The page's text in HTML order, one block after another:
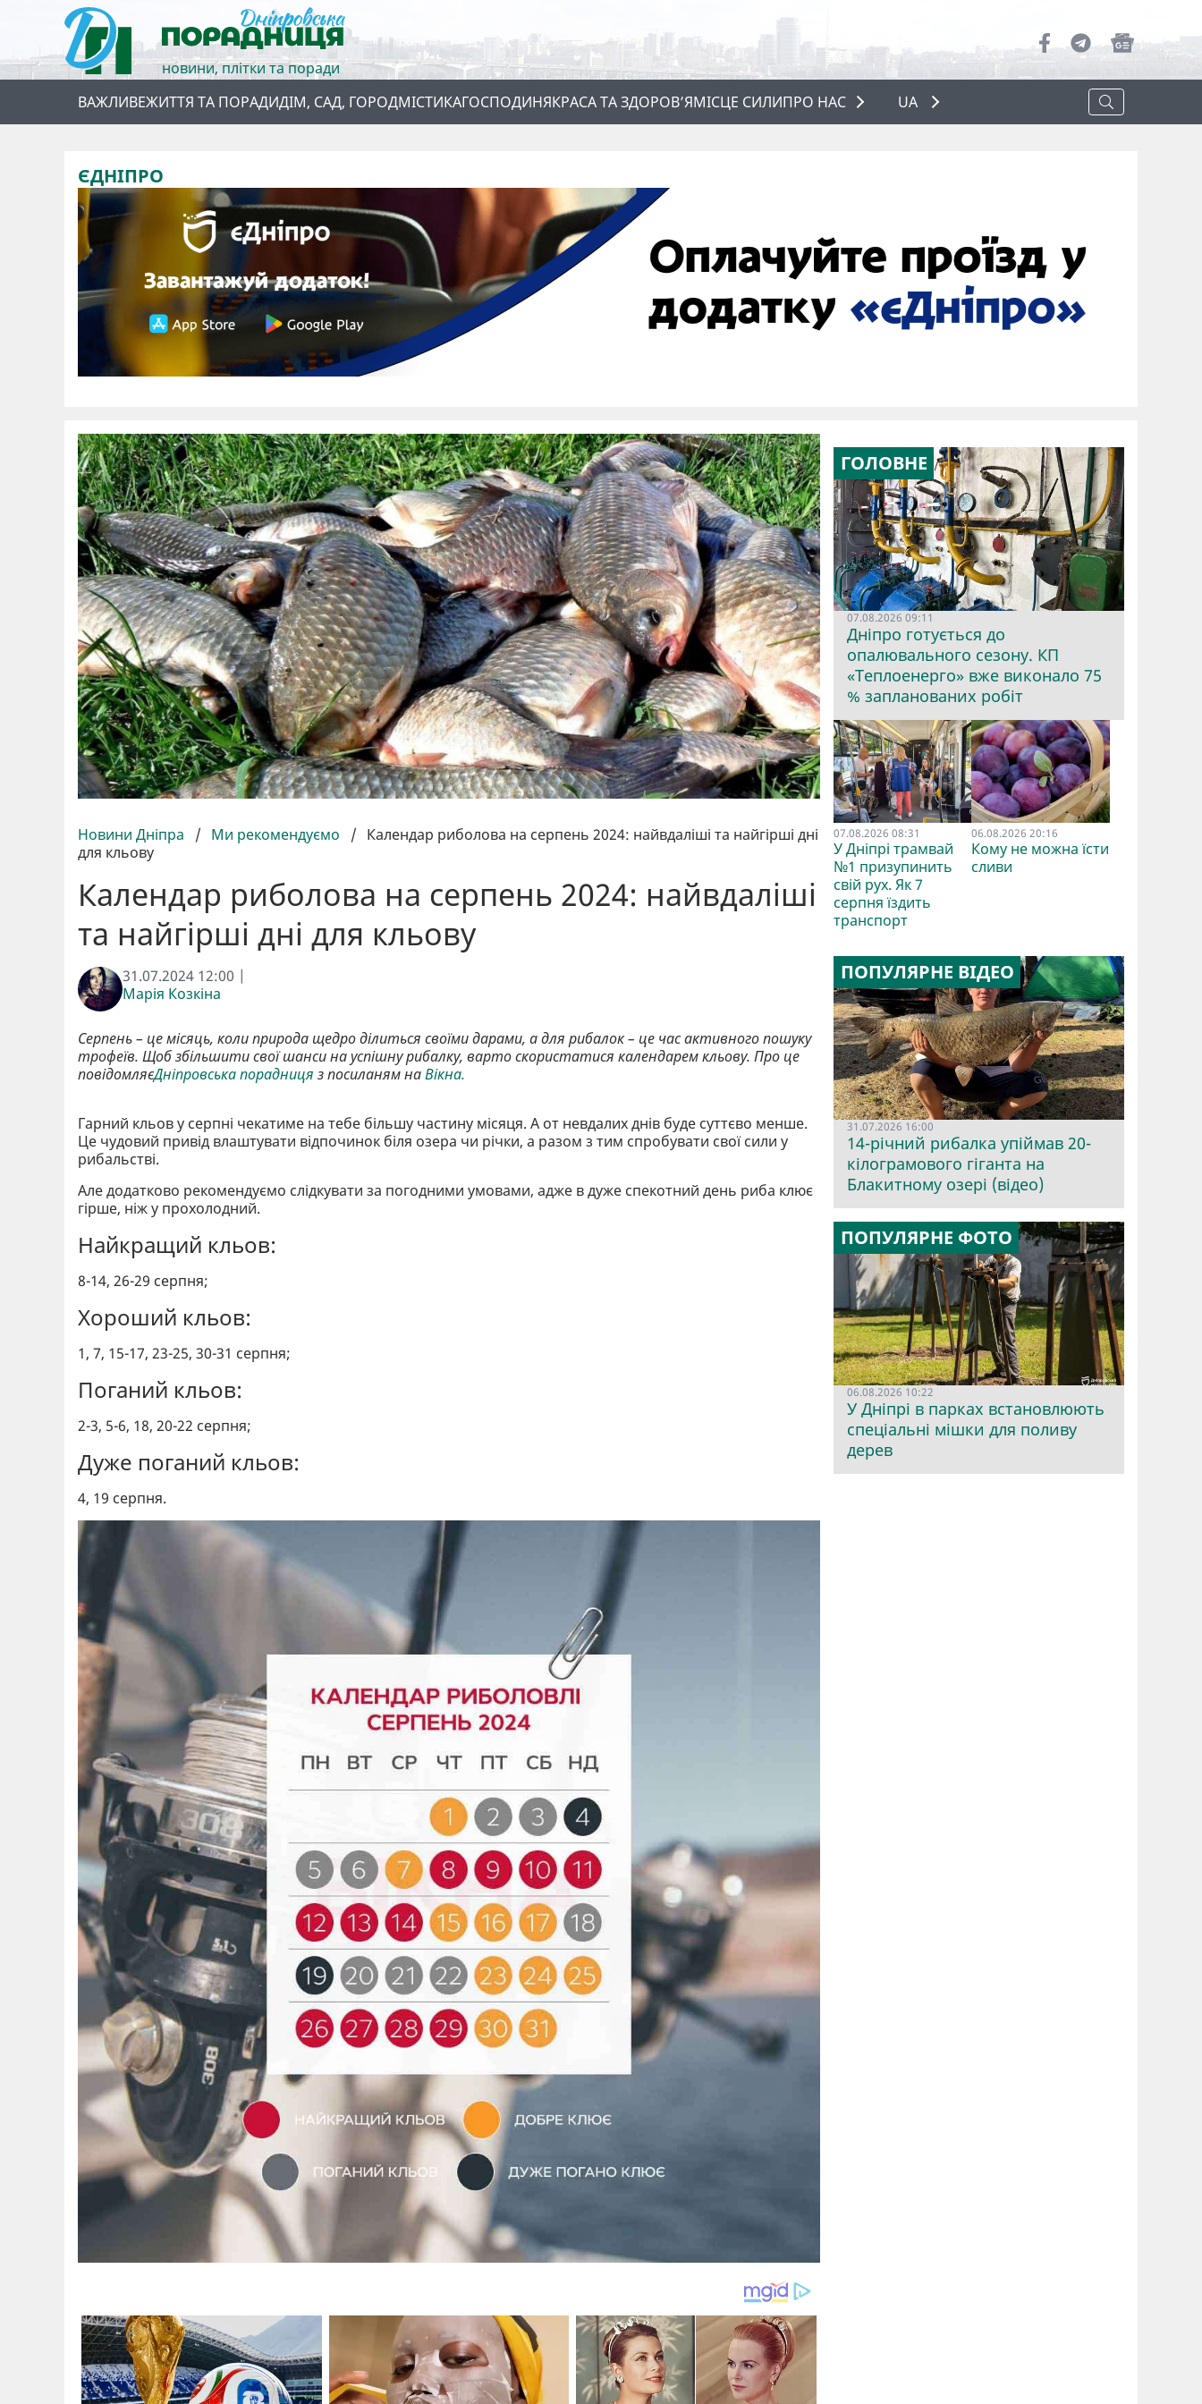
новини, плітки та поради
ВАЖЛИВЕЖИТТЯ ТА ПОРАДИДІМ, САД, ГОРОДМІСТИКАГОСПОДИНЯКРАСА ТА ЗДОРОВ’ЯМІСЦЕ СИЛИПРО НАС
ПРО НАС
UA
ЄДНІПРО
Новини Дніпра / Ми рекомендуємо / Календар риболова на серпень 2024: найвдаліші та найгірші дні
для кльову
Календар риболова на серпень 2024: найвдаліші
та найгірші дні для кльову
31.07.2024 12:00 |
Марія Козкіна
Серпень – це місяць, коли природа щедро ділиться своїми дарами, а для рибалок – це час активного пошуку
трофеїв. Щоб збільшити свої шанси на успішну рибалку, варто скористатися календарем кльову. Про це
повідомляєДніпровська порадниця з посиланям наВікна.
Гарний кльов у серпні чекатиме на тебе більшу частину місяця. А от невдалих днів буде суттєво менше.
Це чудовий привід влаштувати відпочинок біля озера чи річки, а разом з тим спробувати свої сили у
рибальстві.
Але додатково рекомендуємо слідкувати за погодними умовами, адже в дуже спекотний день риба клює
гірше, ніж у прохолодний.
Найкращий кльов:
8-14, 26-29 серпня;
Хороший кльов:
1, 7, 15-17, 23-25, 30-31 серпня;
Поганий кльов:
2-3, 5-6, 18, 20-22 серпня;
Дуже поганий кльов:
4, 19 серпня.
ГОЛОВНЕ
07.08.2026 09:11
Дніпро готується до
опалювального сезону. КП
«Теплоенерго» вже виконало 75
% запланованих робіт
07.08.2026 08:31
У Дніпрі трамвай
№1 призупинить
свій рух. Як 7
серпня їздить
транспорт
06.08.2026 20:16
Кому не можна їсти
сливи
ПОПУЛЯРНЕ ВІДЕО
31.07.2026 16:00
14-річний рибалка упіймав 20-
кілограмового гіганта на
Блакитному озері (відео)
ПОПУЛЯРНЕ ФОТО
06.08.2026 10:22
У Дніпрі в парках встановлюють
спеціальні мішки для поливу
дерев